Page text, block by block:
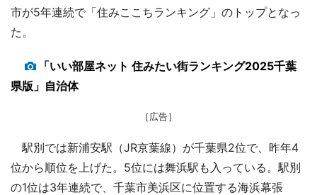
市が5年連続で「住みここちランキング」のトップとなっ
た。
「いい部屋ネット 住みたい街ランキング2025千葉
県版」自治体
［広告］
駅別では新浦安駅（JR京葉線）が千葉県2位で、昨年4
位から順位を上げた。5位には舞浜駅も入っている。駅別
の1位は3年連続で、千葉市美浜区に位置する海浜幕張